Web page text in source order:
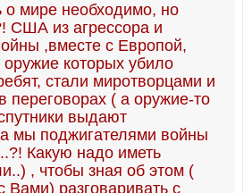
о мире необходимо, но
США из агрессора и
,вместе с Европой,
оружие которых убило
стали миротворцами и
переговорах ( а оружие-то
выдают
мы поджигателями войны
Какую надо иметь
, чтобы зная об этом (
разговаривать с